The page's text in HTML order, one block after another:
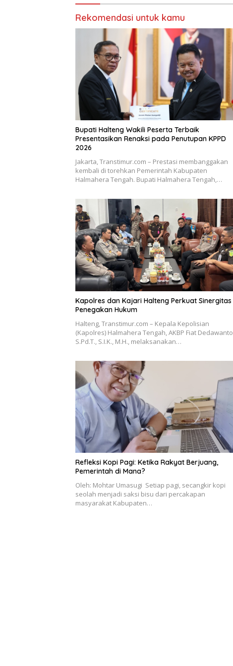
Rekomendasi untuk kamu
Bupati Halteng Wakili Peserta Terbaik
Presentasikan Renaksi pada Penutupan KPPD
2026
Jakarta, Transtimur.com – Prestasi membanggakan
kembali di torehkan Pemerintah Kabupaten
Halmahera Tengah. Bupati Halmahera Tengah,…
Kapolres dan Kajari Halteng Perkuat Sinergitas
Penegakan Hukum
Halteng, Transtimur.com – Kepala Kepolisian
(Kapolres) Halmahera Tengah, AKBP Fiat Dedawanto,
S.Pd.T., S.I.K., M.H., melaksanakan…
Refleksi Kopi Pagi: Ketika Rakyat Berjuang,
Pemerintah di Mana?
Oleh: Mohtar Umasugi Setiap pagi, secangkir kopi
seolah menjadi saksi bisu dari percakapan
masyarakat Kabupaten…